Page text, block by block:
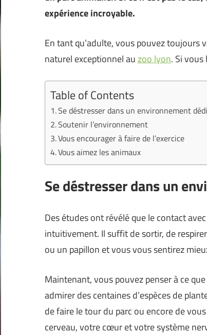
expérience incroyable.
En tant qu’adulte, vous pouvez toujours
naturel exceptionnel auzoo lyon. Si
Table of Contents
Se déstresser dans un environnement
Soutenir l’environnement
Vous encourager à faire de l’exercice
Vous aimez les animaux
Se déstresser dans un
Des études ont révélé que le contact
intuitivement. Il suffit de sortir, de
ou un papillon et vous vous sentirez
Maintenant, vous pouvez penser à ce
admirer des centaines d’espèces de
de faire le tour du parc ou encore de
cerveau, votre cœur et votre système